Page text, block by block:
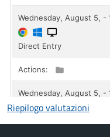
Riepilogo valutazioni